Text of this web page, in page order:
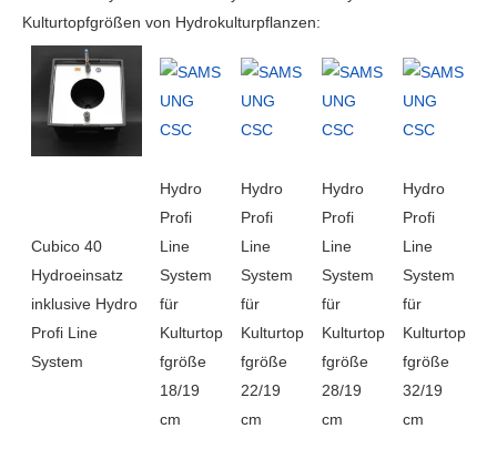
Kulturtopfgrößen von Hydrokulturpflanzen:
Cubico 40
Hydroeinsatz
inklusive Hydro
Profi Line
System
Hydro
Profi
Line
System
für
Kulturtop
fgröße
18/19
cm
Hydro
Profi
Line
System
für
Kulturtop
fgröße
22/19
cm
Hydro
Profi
Line
System
für
Kulturtop
fgröße
28/19
cm
Hydro
Profi
Line
System
für
Kulturtop
fgröße
32/19
cm